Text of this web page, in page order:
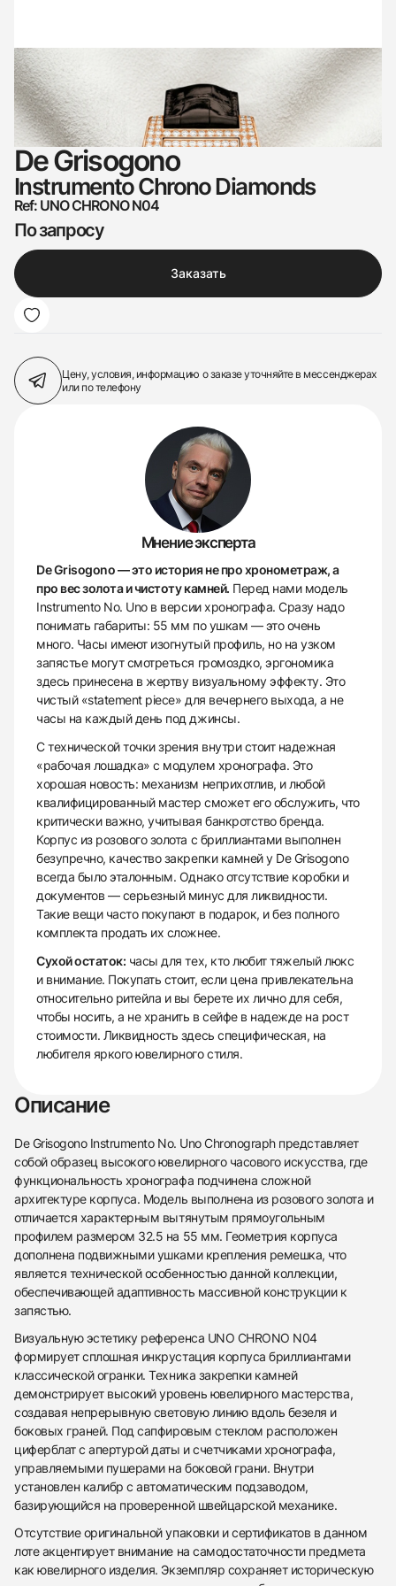
438
285
145
142
205
204
195
150
6
De Grisogono
Instrumento Chrono Diamonds
Ref: UNO CHRONO N04
По запросу
Заказать
Цену, условия, информацию о заказеуточняйте в мессенджерах
или по телефону
Мнение эксперта
De Grisogono — это история не про хронометраж, а
про вес золота и чистоту камней. Перед нами модель
Instrumento No. Uno в версии хронографа. Сразу надо
понимать габариты: 55 мм по ушкам — это очень
много. Часы имеют изогнутый профиль, но на узком
запястье могут смотреться громоздко, эргономика
здесь принесена в жертву визуальному эффекту. Это
чистый «statement piece» для вечернего выхода, а не
часы на каждый день под джинсы.
С технической точки зрения внутри стоит надежная
«рабочая лошадка» с модулем хронографа. Это
хорошая новость: механизм неприхотлив, и любой
квалифицированный мастер сможет его обслужить, что
критически важно, учитывая банкротство бренда.
Корпус из розового золота с бриллиантами выполнен
безупречно, качество закрепки камней у De Grisogono
всегда было эталонным. Однако отсутствие коробки и
документов — серьезный минус для ликвидности.
Такие вещи часто покупают в подарок, и без полного
комплекта продать их сложнее.
Сухой остаток: часы для тех, кто любит тяжелый люкс
и внимание. Покупать стоит, если цена привлекательна
относительно ритейла и вы берете их лично для себя,
чтобы носить, а не хранить в сейфе в надежде на рост
стоимости. Ликвидность здесь специфическая, на
любителя яркого ювелирного стиля.
Описание
De Grisogono Instrumento No. Uno Chronograph представляет
собой образец высокого ювелирного часового искусства, где
функциональность хронографа подчинена сложной
архитектуре корпуса. Модель выполнена из розового золота и
отличается характерным вытянутым прямоугольным
профилем размером 32.5 на 55 мм. Геометрия корпуса
дополнена подвижными ушками крепления ремешка, что
является технической особенностью данной коллекции,
обеспечивающей адаптивность массивной конструкции к
запястью.
Визуальную эстетику референса UNO CHRONO N04
формирует сплошная инкрустация корпуса бриллиантами
классической огранки. Техника закрепки камней
демонстрирует высокий уровень ювелирного мастерства,
создавая непрерывную световую линию вдоль безеля и
боковых граней. Под сапфировым стеклом расположен
циферблат с апертурой даты и счетчиками хронографа,
управляемыми пушерами на боковой грани. Внутри
установлен калибр с автоматическим подзаводом,
базирующийся на проверенной швейцарской механике.
Отсутствие оригинальной упаковки и сертификатов в данном
лоте акцентирует внимание на самодостаточности предмета
как ювелирного изделия. Экземпляр сохраняет историческую